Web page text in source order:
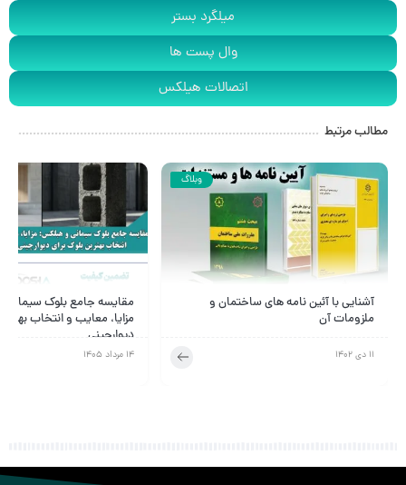
میلگرد بستر
وال پست ها
اتصالات هیلکس
مطالب مرتبط
وبلاگ
آشنایی با آئین نامه های ساختمان و
ملزومات آن
11 دی 1402
مقایسه جامع بلوک
مزایا، معایب و انتخاب
دیوارچینی
14 مرداد 1405